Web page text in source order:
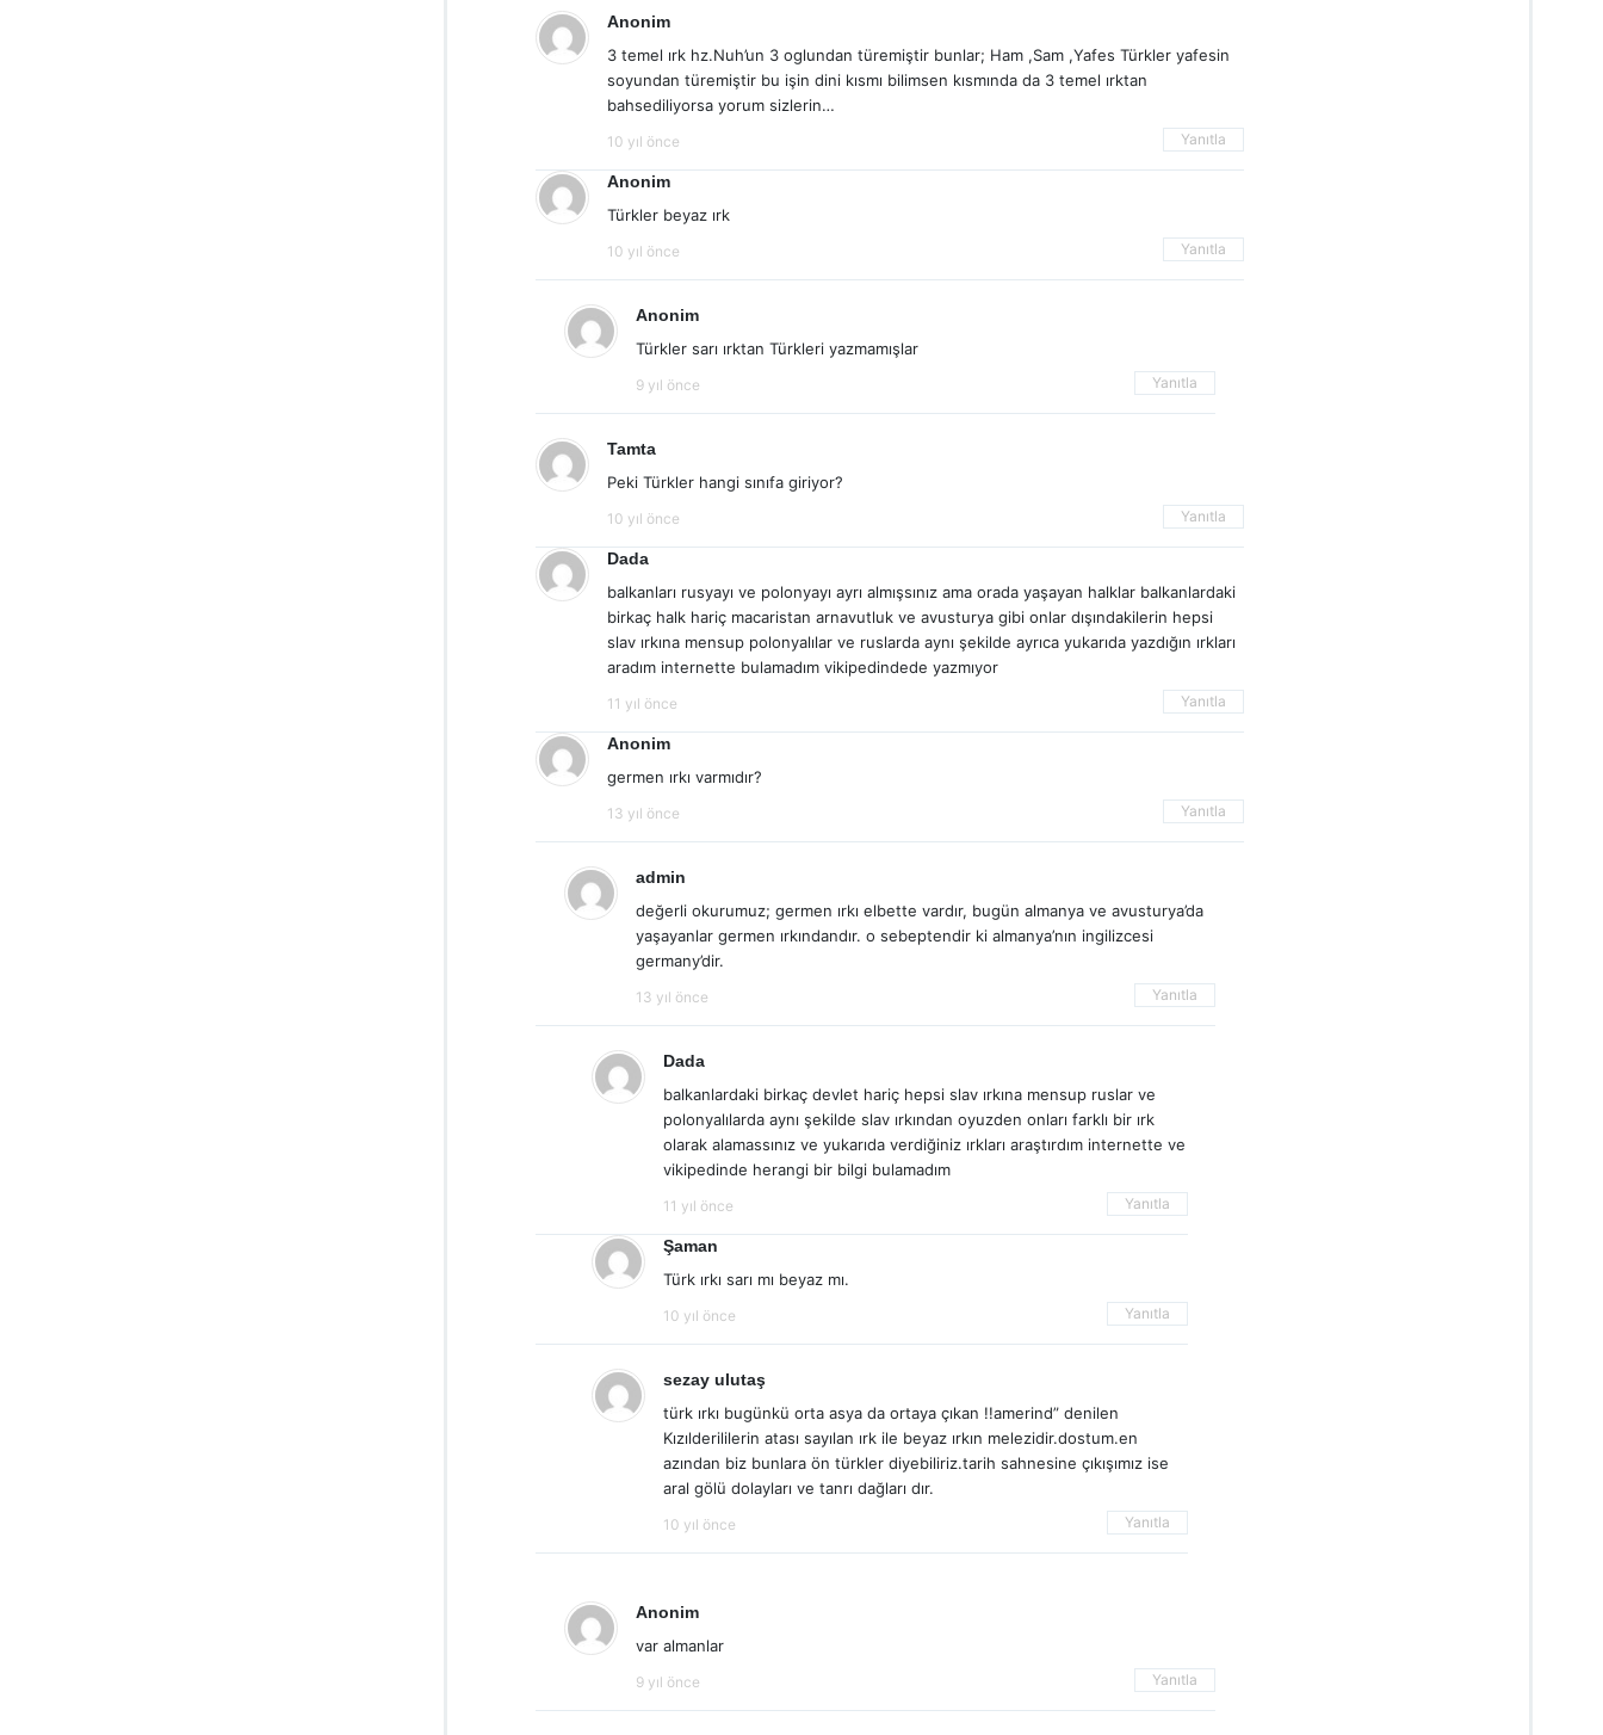
Anonim
3 temel ırk hz.Nuh’un 3 oglundan türemiştir bunlar; Ham ,Sam ,Yafes Türkler yafesin
soyundan türemiştir bu işin dini kısmı bilimsen kısmında da 3 temel ırktan
bahsediliyorsa yorum sizlerin…
10 yıl önce Yanıtla
Anonim
Türkler beyaz ırk
10 yıl önce Yanıtla
Anonim
Türkler sarı ırktan Türkleri yazmamışlar
9 yıl önce Yanıtla
Tamta
Peki Türkler hangi sınıfa giriyor?
10 yıl önce Yanıtla
Dada
balkanları rusyayı ve polonyayı ayrı almışsınız ama orada yaşayan halklar balkanlardaki
birkaç halk hariç macaristan arnavutluk ve avusturya gibi onlar dışındakilerin hepsi
slav ırkına mensup polonyalılar ve ruslarda aynı şekilde ayrıca yukarıda yazdığın ırkları
aradım internette bulamadım vikipedindede yazmıyor
11 yıl önce Yanıtla
Anonim
germen ırkı varmıdır?
13 yıl önce Yanıtla
admin
değerli okurumuz; germen ırkı elbette vardır, bugün almanya ve avusturya’da
yaşayanlar germen ırkındandır. o sebeptendir ki almanya’nın ingilizcesi
germany’dir.
13 yıl önce Yanıtla
Dada
balkanlardaki birkaç devlet hariç hepsi slav ırkına mensup ruslar ve
polonyalılarda aynı şekilde slav ırkından oyuzden onları farklı bir ırk
olarak alamassınız ve yukarıda verdiğiniz ırkları araştırdım internette ve
vikipedinde herangi bir bilgi bulamadım
11 yıl önce Yanıtla
Şaman
Türk ırkı sarı mı beyaz mı.
10 yıl önce Yanıtla
sezay ulutaş
türk ırkı bugünkü orta asya da ortaya çıkan !!amerind” denilen
Kızılderililerin atası sayılan ırk ile beyaz ırkın melezidir.dostum.en
azından biz bunlara ön türkler diyebiliriz.tarih sahnesine çıkışımız ise
aral gölü dolayları ve tanrı dağları dır.
10 yıl önce Yanıtla
Anonim
var almanlar
9 yıl önce Yanıtla